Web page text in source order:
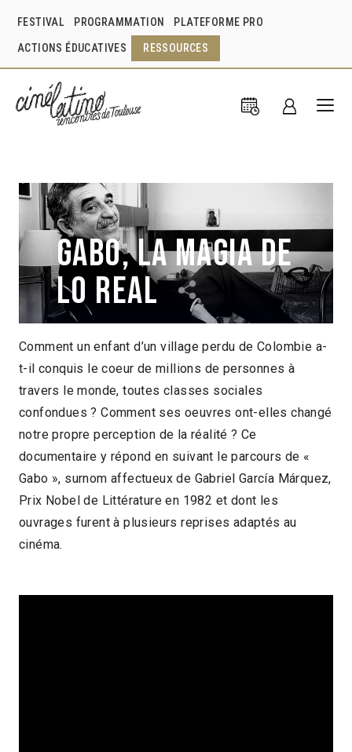
FESTIVAL PROGRAMMATION PLATEFORME PRO
ACTIONS ÉDUCATIVES RESSOURCES
Gabo, la magia de
lo real
Justin Webster Espagne 2014
1h30
2016 > Focus: Figures d'Amérique latine
Comment un enfant d’un village perdu de Colombie a-
t-il conquis le coeur de millions de personnes à
travers le monde, toutes classes sociales
confondues ? Comment ses oeuvres ont-elles changé
notre propre perception de la réalité ? Ce
documentaire y répond en suivant le parcours de «
Gabo », surnom affectueux de Gabriel García Márquez,
Prix Nobel de Littérature en 1982 et dont les
ouvrages furent à plusieurs reprises adaptés au
cinéma.